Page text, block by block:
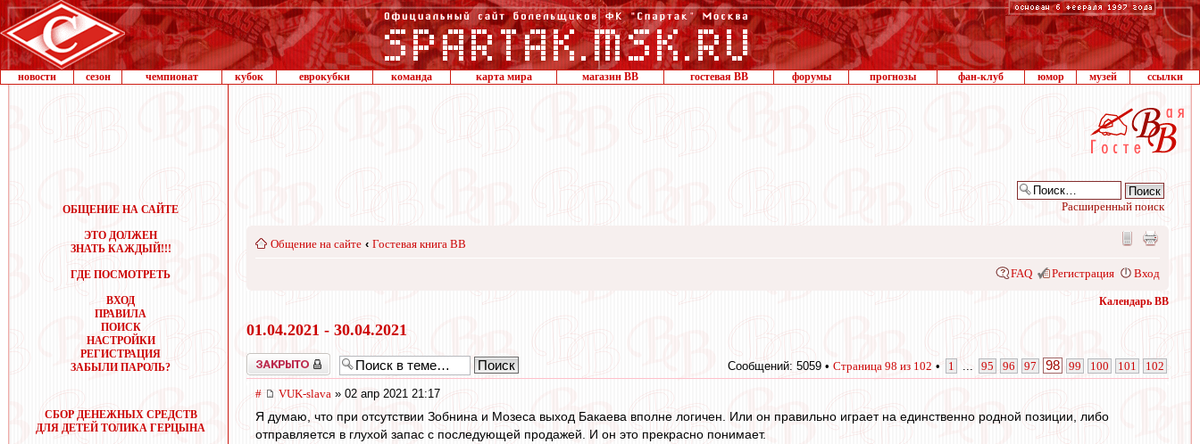
новости сезон чемпионат кубок еврокубки команда карта мира магазин ВВ гостевая ВВ форумы прогнозы фан-клуб юмор музей ссылки
ОБЩЕНИЕ НА САЙТЕ
ЭТО ДОЛЖЕН
ЗНАТЬ КАЖДЫЙ!!!
ГДЕ ПОСМОТРЕТЬ
ВХОД
ПРАВИЛА
ПОИСК
НАСТРОЙКИ
РЕГИСТРАЦИЯ
ЗАБЫЛИ ПАРОЛЬ?
СБОР ДЕНЕЖНЫХ СРЕДСТВ
ДЛЯ ДЕТЕЙ ТОЛИКА ГЕРЦЫНА
Расширенный поиск
Общение на сайте ‹ Гостевая книга ВВ
FAQ Регистрация Вход
Календарь ВВ
01.04.2021 - 30.04.2021
Закрыто Сообщений: 5059 • Страница 98 из 102 • 1 95 96 97 98 99 100 101 102
# VUK-slava » 02 апр 2021 21:17
Я думаю, что при отсутствии Зобнина и Мозеса выход Бакаева вполне логичен. Или он правильно играет на единственно родной позиции, либо
отправляется в глухой запас с последующей продажей. И он это прекрасно понимает.